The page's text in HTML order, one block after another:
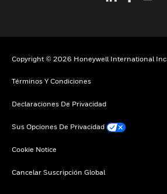
Copyright © 2026 Honeywell International Inc
Términos Y Condiciones
Declaraciones De Privacidad
Sus Opciones De Privacidad
Cookie Notice
Cancelar Suscripción Global